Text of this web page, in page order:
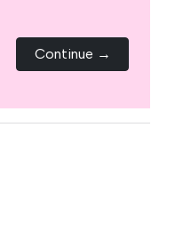
Continue →